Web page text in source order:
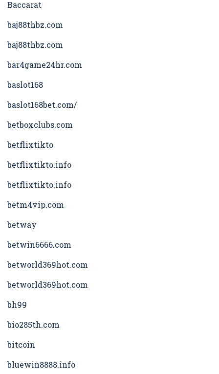
Baccarat
baj88thbz.com
baj88thbz.com
bar4game24hr.com
baslot168
baslot168bet.com/
betboxclubs.com
betflixtikto
betflixtikto.info
betflixtikto.info
betm4vip.com
betway
betwin6666.com
betworld369hot.com
betworld369hot.com
bh99
bio285th.com
bitcoin
bluewin8888.info